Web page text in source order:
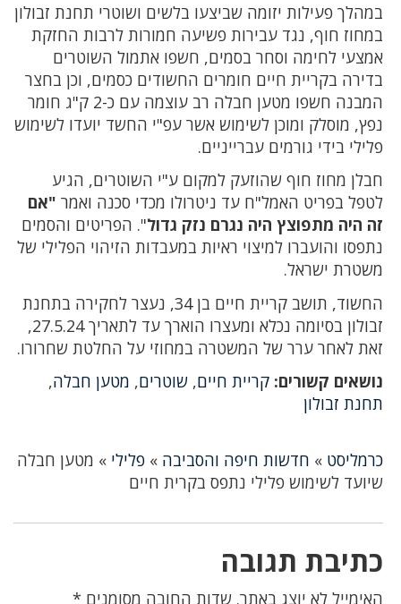
במהלך פעילות יזומה שביצעו בלשים ושוטרי תחנת זבולון
במחוז חוף, נגד עבירות פשיעה חמורות לרבות החזקת
אמצעי לחימה וסחר בסמים, חשפו אתמול השוטרים
בדירה בקריית חיים חומרים החשודים כסמים, וכן בחצר
המבנה חשפו מטען חבלה רב עוצמה עם כ-2 ק"ג חומר
נפץ, מוסלק ומוכן לשימוש אשר עפ"י החשד יועדו לשימוש
פלילי בידי גורמים עברייניים.
חבלן מחוז חוף שהוזעק למקום ע"י השוטרים, הגיע
לטפל בפריט האמל"ח עד ניטרולו מכדי סכנה ואמר "אם
זה היה מתפוצץ היה נגרם נזק גדול". הפריטים והסמים
נתפסו והועברו למיצוי ראיות במעבדות הזיהוי הפלילי של
משטרת ישראל.
החשוד, תושב קריית חיים בן 34, נעצר לחקירה בתחנת
זבולון בסיומה נכלא ומעצרו הוארך עד לתאריך 27.5.24,
זאת לאחר ערר של המשטרה במחוזי על החלטת שחרורו.
נושאים קשורים: קריית חיים, שוטרים, מטען חבלה,
תחנת זבולון
כרמליסט » חדשות חיפה והסביבה » פלילי » מטען חבלה
שיועד לשימוש פלילי נתפס בקרית חיים
כתיבת תגובה
האימייל לא יוצג באתר. שדות החובה מסומנים *